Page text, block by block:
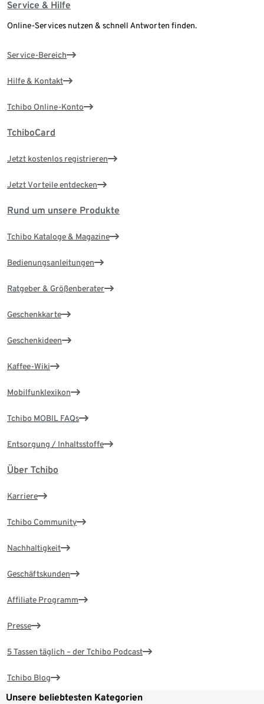
Service & Hilfe
Online-Services nutzen & schnell Antworten finden.
Service-Bereich
Hilfe & Kontakt
Tchibo Online-Konto
TchiboCard
Jetzt kostenlos registrieren
Jetzt Vorteile entdecken
Rund um unsere Produkte
Tchibo Kataloge & Magazine
Bedienungsanleitungen
Ratgeber & Größenberater
Geschenkkarte
Geschenkideen
Kaffee-Wiki
Mobilfunklexikon
Tchibo MOBIL FAQs
Entsorgung / Inhaltsstoffe
Über Tchibo
Karriere
Tchibo Community
Nachhaltigkeit
Geschäftskunden
Affiliate Programm
Presse
5 Tassen täglich – der Tchibo Podcast
Tchibo Blog
Unsere beliebtesten Kategorien